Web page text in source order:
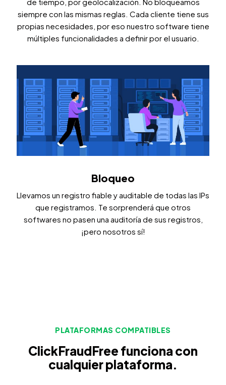
siempre con las mismas reglas. Cada cliente tiene sus
propias necesidades, por eso nuestro software tiene
múltiples funcionalidades a definir por el usuario.
Bloqueo
Llevamos un registro fiable y auditable de todas las IPs
que registramos. Te sorprenderá que otros
softwares no pasen una auditoría de sus registros,
¡pero nosotros sí!
PLATAFORMAS COMPATIBLES
ClickFraudFree funciona con
cualquier plataforma.